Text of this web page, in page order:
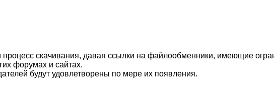
скачивания, давая ссылки на файлообменники, имеющие
форумах и сайтах.
будут удовлетворены по мере их появления.